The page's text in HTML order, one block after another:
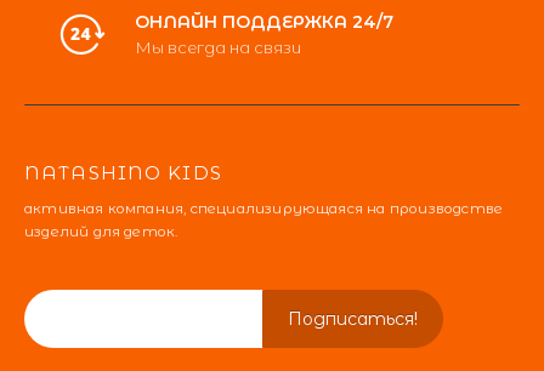
ОНЛАЙН ПОДДЕРЖКА 24/7
Мы всегда на связи
NATASHINO KIDS
активная компания, специализирующаяся на производстве
изделий для деток.